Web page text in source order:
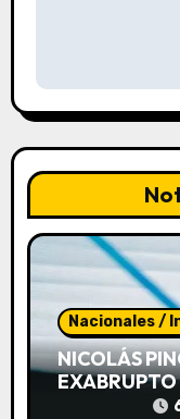
a
c
i
ó
n
d
e
Nacionales /
NICOLÁS
EXABRUPTO